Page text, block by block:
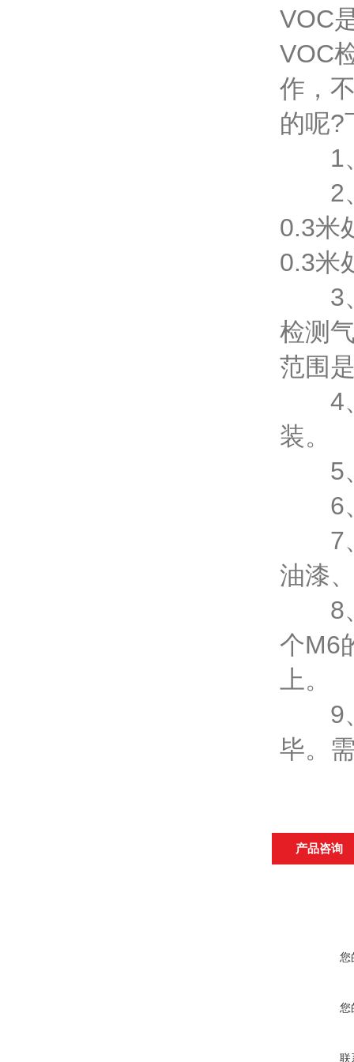
VOC
VOC
作，
的呢?
1、
2、
0.3米
0.3米
3、
检测
范围
4、
装。
5、
6、
7、
油漆
8、
个M6
上。
9、
毕。
产品咨询
您
您
联